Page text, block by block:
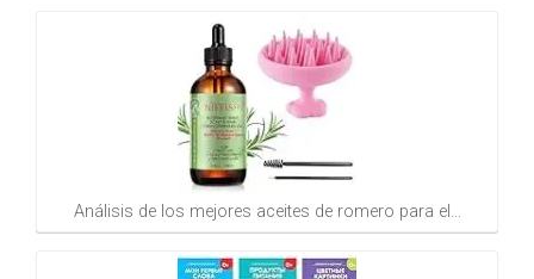
Análisis de los mejores aceites de romero para el…